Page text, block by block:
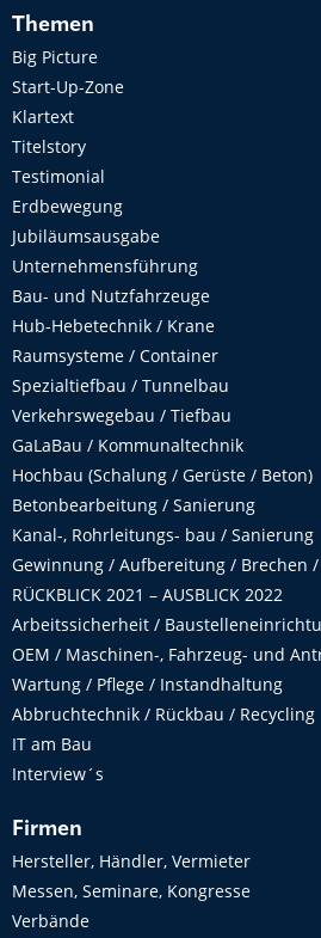
Themen
Big Picture
Start-Up-Zone
Klartext
Titelstory
Testimonial
Erdbewegung
Jubiläumsausgabe
Unternehmensführung
Bau- und Nutzfahrzeuge
Hub-Hebetechnik / Krane
Raumsysteme / Container
Spezialtiefbau / Tunnelbau
Verkehrswegebau / Tiefbau
GaLaBau / Kommunaltechnik
Hochbau (Schalung / Gerüste / Beton)
Betonbearbeitung / Sanierung
Kanal-, Rohrleitungs- bau / Sanierung
Gewinnung / Aufbereitung / Brechen /
RÜCKBLICK 2021 – AUSBLICK 2022
Arbeitssicherheit /
OEM / Maschinen-, Fahrzeug- und
Wartung / Pflege / Instandhaltung
Abbruchtechnik / Rückbau / Recycling
IT am Bau
Interview´s
Firmen
Hersteller, Händler, Vermieter
Messen, Seminare, Kongresse
Verbände